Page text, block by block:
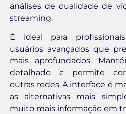
análises de qualidade de
streaming.
É ideal para
usuários avançados que
mais aprofundados.
detalhado e permite
outras redes. A interface é
as alternativas mais
muito mais informação em